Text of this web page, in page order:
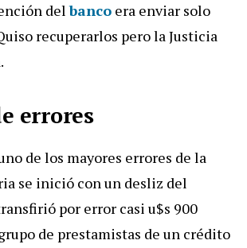
delbanco era enviar solo
recuperarlos pero la Justicia
errores
de los mayores errores de la
se inició con un desliz del
por error casi u$s 900
de prestamistas de un crédito